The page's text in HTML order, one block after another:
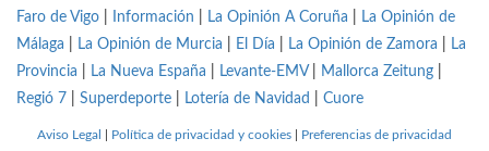
Faro de Vigo
Información La Opinión A Coruña
La Opinión de
Málaga
La Opinión de Murcia El Día La Opinión de Zamora
La
Provincia
La Nueva España Levante-EMV| Mallorca Zeitung
Regió 7
Superdeporte Lotería de Navidad Cuore
Aviso Legal Política de privacidad y cookies Preferencias de privacidad